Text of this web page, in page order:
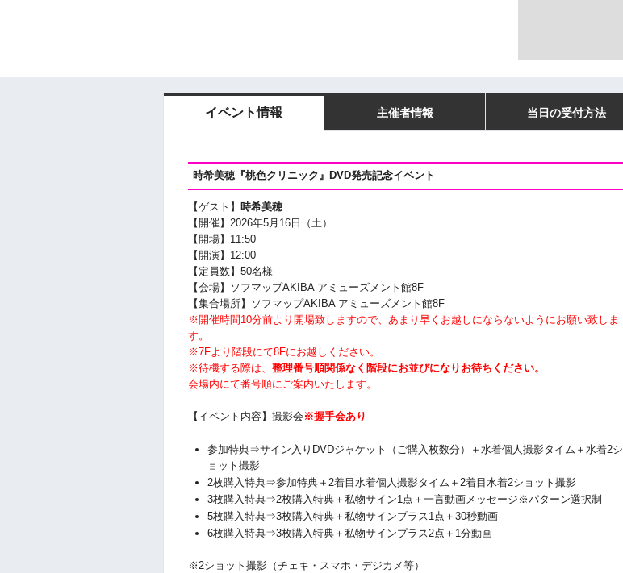
イベント情報 主催者情報 当日の受付方法
時希美穂『桃色クリニック』 DVD発売記念イベント
【ゲスト】 時希美穂
【開催】2026年5月16 日（土）
【開場】11:50
【開演】12:00
【定員数】50名様
【会場】ソフマップAKIBA アミューズメント館8F
【集合場所】ソフマップAKIBA アミューズメント館8F
※開催時間10分前より開場致しますので、あまり早くお越しにならないようにお願い致しま
す。
※7Fより階段にて8Fにお越しください。
※待機する際は、 整理番号順関係なく階段にお並びになりお待ちください。
会場内にて番号順にご案内いたします。
【イベント内容】撮影会 ※握手会あり
参加特典⇒サイン入りDVDジャケット（ご購入枚数分）＋ 水着個人撮影タイム ＋水着2シ
ョット撮影
2枚購入特典⇒参加特典＋2着目水着個人撮影タイム ＋2着目水着2ショット撮影
3枚購入特典⇒2枚購入特典＋私物サイン1点 ＋一言動画メッセージ※パターン選択制
5枚購入特典⇒3枚購入特典＋私物サインプラス1点 ＋ 30秒動画
6枚購入特典⇒3枚購入特典＋私物サインプラス2点 ＋1分動画
※2ショット撮影（チェキ・スマホ・デジカメ等）